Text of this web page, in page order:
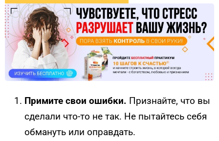
Примите свои ошибки. Признайте, что вы
сделали что-то не так. Не пытайтесь себя
обмануть или оправдать.